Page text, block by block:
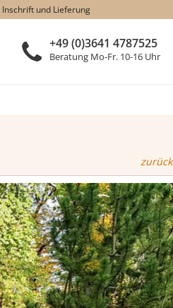
Inschrift und Lieferung
+49 (0)3641 4787525
Beratung Mo-Fr. 10-16 Uhr
zurück